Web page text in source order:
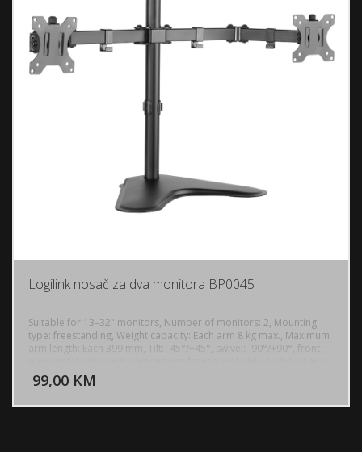
Logilink nosač za dva monitora BP0045
Suitable for 13–32" monitors, Number of monitors: 2, Mounting
type: freestanding, Weight capacity: Each arm 8 kg max., Maximum
arm length: Each 399 mm, Tilt: -45°/+45°, swivel: -90°/+90°, front
VESA compatibility: 75x75, 100x100, Pole height: 465 mm, pole
diameter: 35 mm, Dimensions base plate WxD: 390x280 mm,
99,00 KM